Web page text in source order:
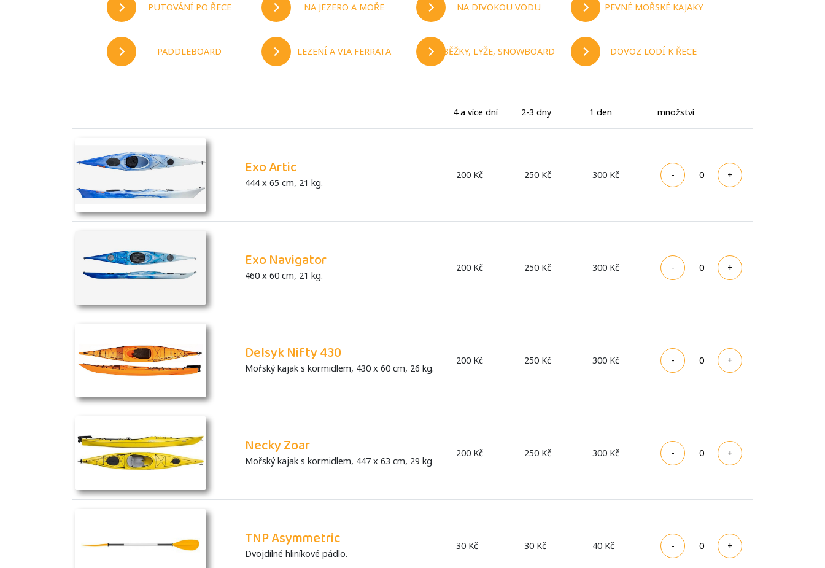
PUTOVÁNÍ PO ŘECE NA JEZERO A MOŘE NA DIVOKOU VODU PEVNÉ MOŘSKÉ KAJAKY
PADDLEBOARD LEZENÍ A VIA FERRATA BĚŽKY, LYŽE, SNOWBOARD DOVOZ LODÍ K ŘECE
4 a více dní 2-3 dny 1 den množství
Exo Artic
444 x 65 cm, 21 kg.
200 Kč 250 Kč 300 Kč
Exo Navigator
460 x 60 cm, 21 kg.
200 Kč 250 Kč 300 Kč
Delsyk Nifty 430
Mořský kajak s kormidlem, 430 x 60 cm, 26 kg.
200 Kč 250 Kč 300 Kč
Necky Zoar
Mořský kajak s kormidlem, 447 x 63 cm, 29 kg
200 Kč 250 Kč 300 Kč
TNP Asymmetric
Dvojdílné hliníkové pádlo.
30 Kč 30 Kč 40 Kč